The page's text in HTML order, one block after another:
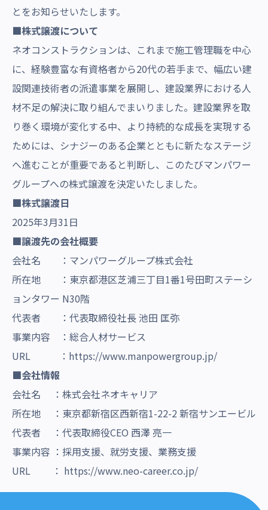
とをお知らせいたします。
■株式譲渡について
ネオコンストラクションは、これまで施工管理職を中心
に、経験豊富な有資格者から20代の若手まで、幅広い建
設関連技術者の派遣事業を展開し、建設業界における人
材不足の解決に取り組んでまいりました。建設業界を取
り巻く環境が変化する中、より持続的な成長を実現する
ためには、シナジーのある企業とともに新たなステージ
へ進むことが重要であると判断し、このたびマンパワー
グループへの株式譲渡を決定いたしました。
■株式譲渡日
2025年3月31日
■譲渡先の会社概要
会社名 ：マンパワーグループ株式会社
所在地 ：東京都港区芝浦三丁目1番1号田町ステーシ
ョンタワー N30階
代表者 ：代表取締役社長 池田 匡弥
事業内容 ：総合人材サービス
URL ： https://www.manpowergroup.jp/
■会社情報
会社名 ：株式会社ネオキャリア
所在地 ：東京都新宿区西新宿1-22-2 新宿サンエービル
代表者 ：代表取締役CEO 西澤 亮一
事業内容 ：採用支援、就労支援、業務支援
URL ： https://www.neo-career.co.jp/